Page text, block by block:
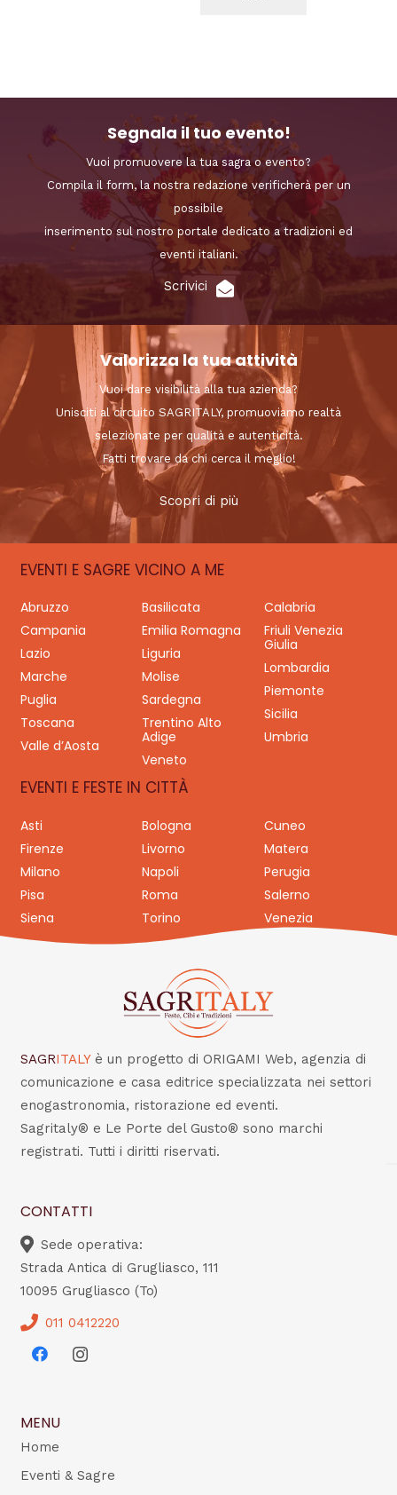
Segnala il tuo evento!
Vuoi promuovere la tua sagra o evento?
Compila il form, la nostra redazione verificherà per un
possibile
inserimento sul nostro portale dedicato a tradizioni ed
eventi italiani.
Scrivici
Valorizza la tua attività
Vuoi dare visibilità alla tua azienda?
Unisciti al circuito SAGRITALY, promuoviamo realtà
selezionate per qualità e autenticità.
Fatti trovare da chi cerca il meglio!
Scopri di più
EVENTI E SAGRE VICINO A ME
Abruzzo Basilicata
Calabria
Campania
Emilia Romagna
Friuli Venezia
Giulia
Lazio
Liguria
Lombardia
Marche
Molise
Piemonte
Puglia
Sardegna
Sicilia
Toscana
Trentino Alto
Adige
Umbria
Valle d’Aosta
Veneto
EVENTI E FESTE IN CITTÀ
Asti Bologna
Cuneo
Firenze
Livorno
Matera
Milano
Napoli
Perugia
Pisa
Roma
Salerno
Siena
Torino Venezia
SAGRITALY è un progetto di ORIGAMI Web, agenzia di
comunicazione e casa editrice specializzata nei settori
enogastronomia, ristorazione ed eventi.
Sagritaly® e Le Porte del Gusto® sono marchi
registrati. Tutti i diritti riservati.
CONTATTI
Sede operativa:
Strada Antica di Grugliasco, 111
10095 Grugliasco (To)
011 0412220
MENU
Home
Eventi & Sagre